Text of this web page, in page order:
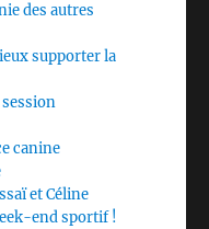
des autres
supporter la
session
canine
et Céline
end sportif !